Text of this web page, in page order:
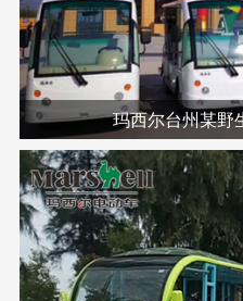
玛西尔台州某野